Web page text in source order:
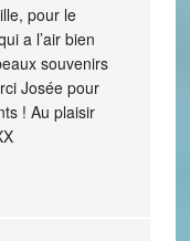
pour le
a l’air bien
souvenirs
Josée pour
! Au plaisir